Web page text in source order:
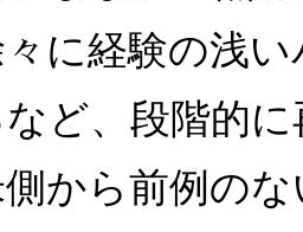
に経験の浅
など、段階的
から前例の